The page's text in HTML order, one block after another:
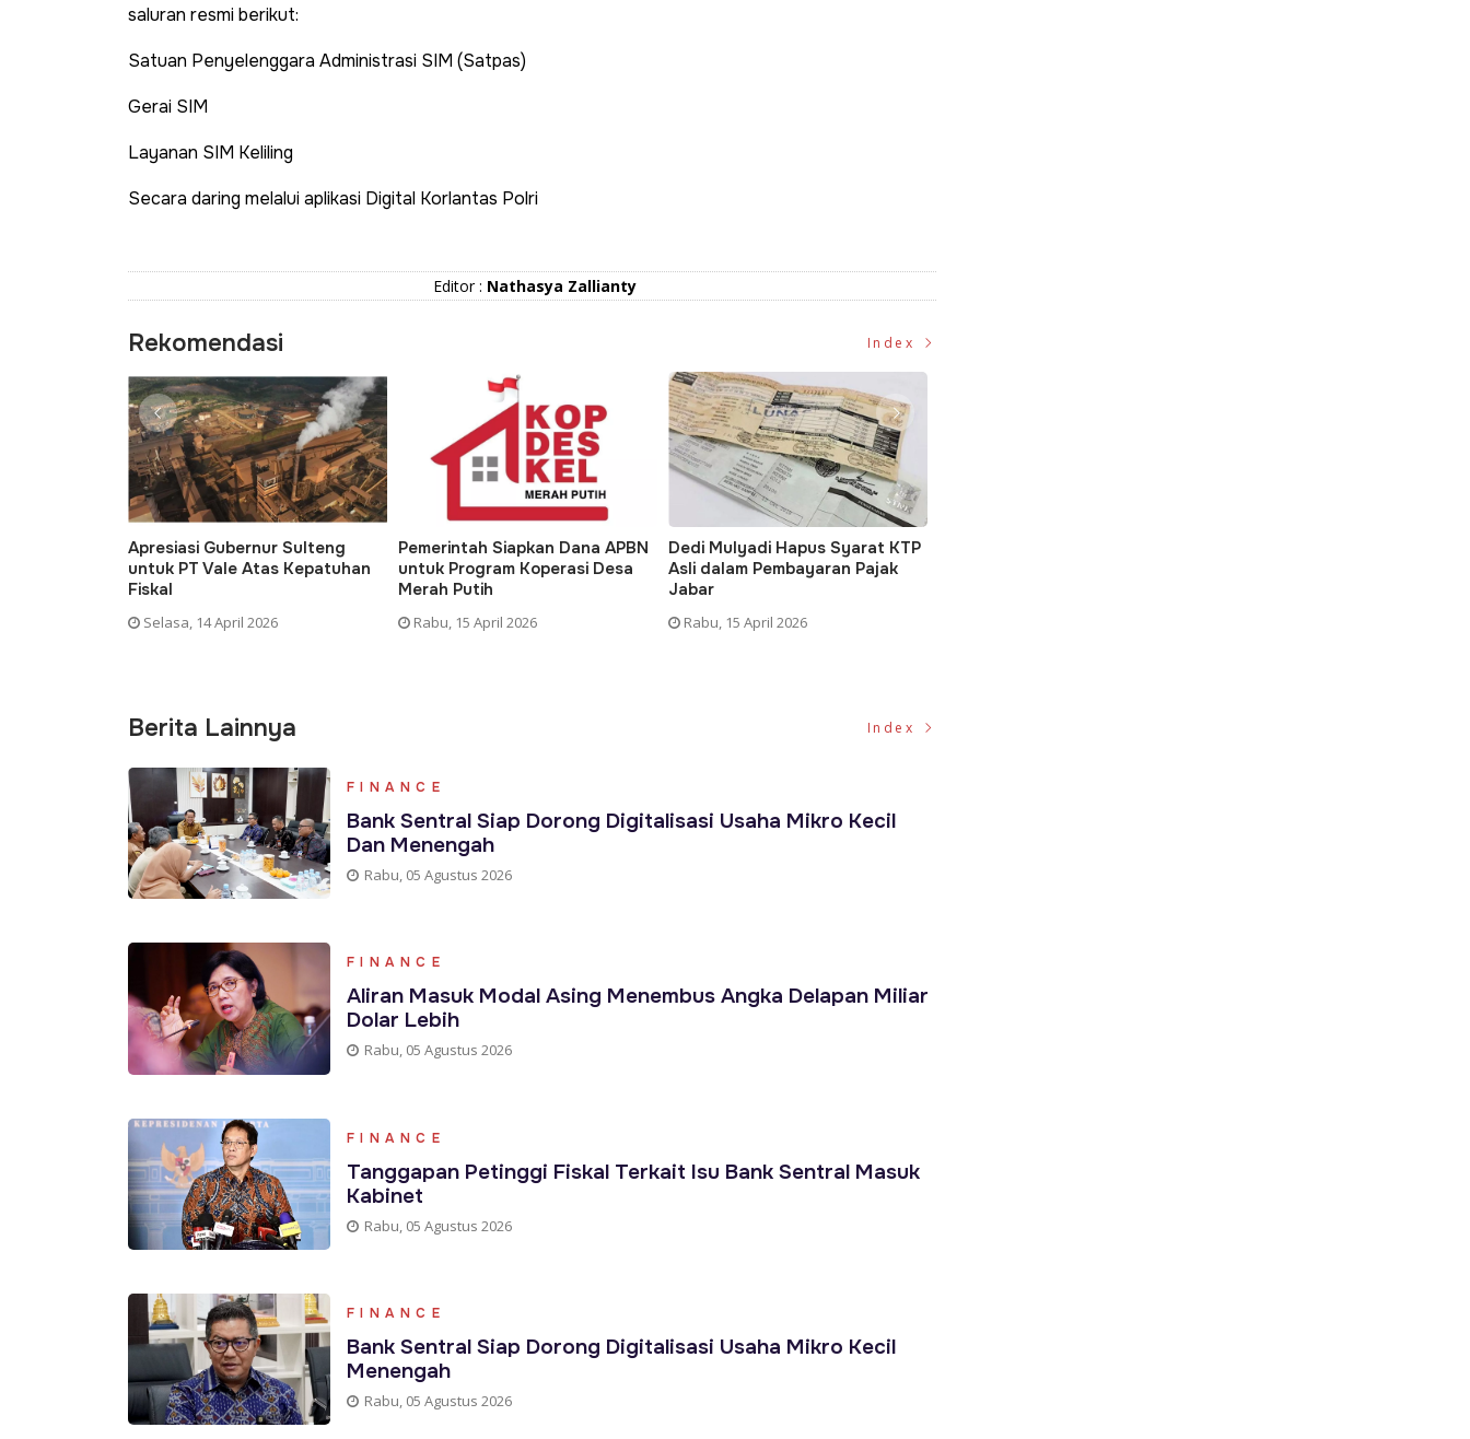
saluran resmi berikut:
Satuan Penyelenggara Administrasi SIM (Satpas)
Gerai SIM
Layanan SIM Keliling
Secara daring melalui aplikasi Digital Korlantas Polri
Editor : Nathasya Zallianty
Rekomendasi Index
Pemerintah Siapkan Dana APBN
untuk Program Koperasi Desa
Merah Putih
Rabu, 15 April 2026
Dedi Mulyadi Hapus Syarat KTP
Asli dalam Pembayaran Pajak
Jabar
Rabu, 15 April 2026
Transformasi Digital Keuangan
Daerah: Tantangan dan
Harapan Bagi Seluruh
Berita Lainnya Index
FINANCE
Bank Sentral Siap Dorong Digitalisasi Usaha Mikro Kecil
Dan Menengah
Rabu, 05 Agustus 2026
FINANCE
Aliran Masuk Modal Asing Menembus Angka Delapan Miliar
Dolar Lebih
Rabu, 05 Agustus 2026
FINANCE
Tanggapan Petinggi Fiskal Terkait Isu Bank Sentral Masuk
Kabinet
Rabu, 05 Agustus 2026
FINANCE
Bank Sentral Siap Dorong Digitalisasi Usaha Mikro Kecil
Menengah
Rabu, 05 Agustus 2026